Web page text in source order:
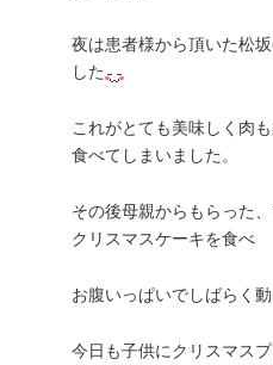
夜は患者様から頂いた松
した
これがとても美味しく肉
食べてしまいました。
その後母親からもらった
クリスマスケーキを食べ
お腹いっぱいでしばらく
今日も子供にクリスマス